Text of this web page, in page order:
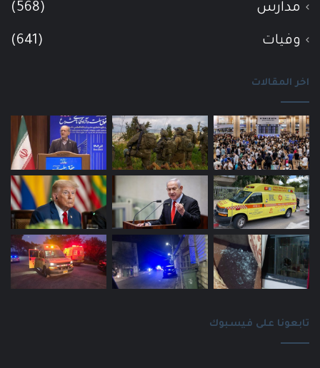
مدارس (568)
وفيات (641)
اخر المقالات
تابعونا على فيسبوك